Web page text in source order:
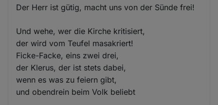
Der Herr ist gütig, macht uns von der Sünde frei!
Und wehe, wer die Kirche kritisiert,
der wird vom Teufel masakriert!
Ficke-Facke, eins zwei drei,
der Klerus, der ist stets dabei,
wenn es was zu feiern gibt,
und obendrein beim Volk beliebt